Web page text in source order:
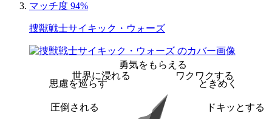
マッチ度 94%
捜獣戦士サイキック・ウォーズ
勇気をもらえる
ワクワクする
ときめく
ドキッとする
圧倒される
思慮を巡らす
世界に浸れる